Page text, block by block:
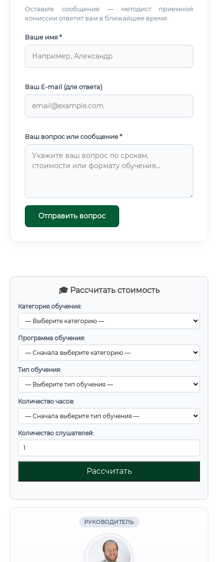
🎓 Рассчитать стоимость
Категория обучения:
Программа обучения:
Тип обучения:
Количество часов:
Количество слушателей:
Рассчитать
РУКОВОДИТЕЛЬ
Оставьте сообщение — методист приемной
комиссии ответит вам в ближайшее время.
Ваше имя *
Ваш E-mail (для ответа)
Ваш вопрос или сообщение *
Отправить вопрос